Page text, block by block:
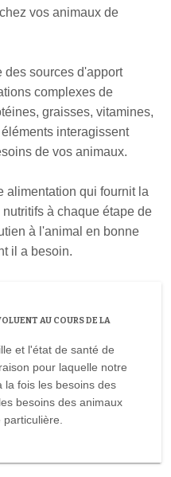
vos animaux de
des sources d'apport
complexes de
graisses, vitamines,
interagissent
de vos animaux.
alimentation qui fournit la
à chaque étape de
à l'animal en bonne
il a besoin.
AU COURS DE LA
et l'état de santé de
pour laquelle notre
la fois les besoins des
besoins des animaux
particulière.